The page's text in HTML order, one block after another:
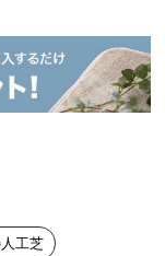
実現!
める。本物
工芝